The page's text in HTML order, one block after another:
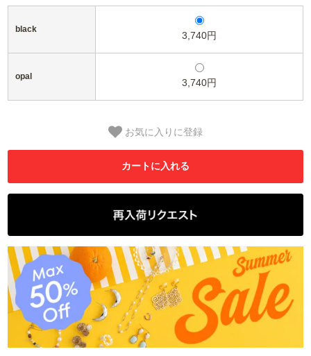
black
3,740円
opal
3,740円
お気に入りに登録